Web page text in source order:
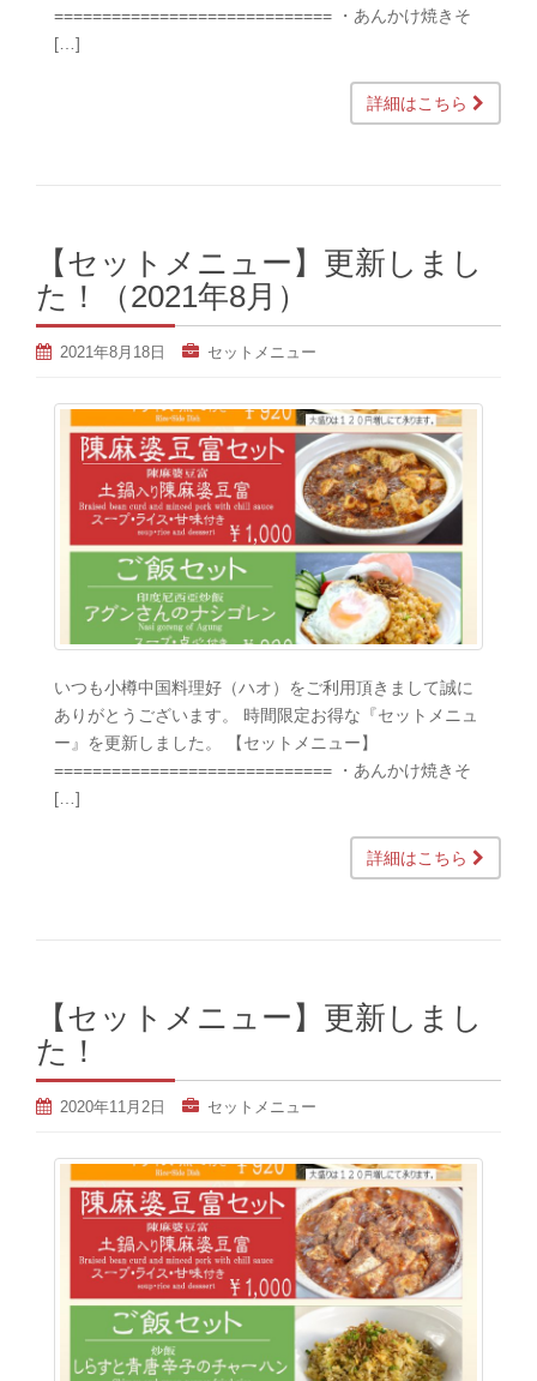
============================= ・あんかけ焼きそ
[…]
詳細はこちら
【セットメニュー】更新しまし
た！（2021年8月）
2021年8月18日 セットメニュー
いつも小樽中国料理好（ハオ）をご利用頂きまして誠に
ありがとうございます。 時間限定お得な『セットメニュ
ー』を更新しました。 【セットメニュー】
============================= ・あんかけ焼きそ
[…]
詳細はこちら
【セットメニュー】更新しまし
た！
2020年11月2日 セットメニュー